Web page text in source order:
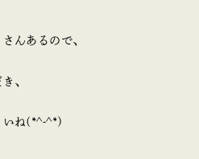
んあるので、
、
いね(*^-^*)